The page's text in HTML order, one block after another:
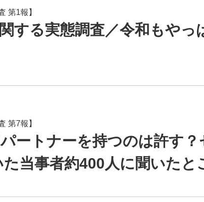
第1報】
する実態調査／令和もやっ
第7報】
ートナーを持つのは許す
た当事者約400人に聞いた